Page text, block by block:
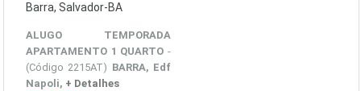
Barra, Salvador-BA
ALUGO TEMPORADA
APARTAMENTO 1 QUARTO -
(Código 2215AT) BARRA, Edf
Napoli, + Detalhes